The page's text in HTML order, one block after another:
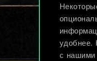
удобнее.
с нашими